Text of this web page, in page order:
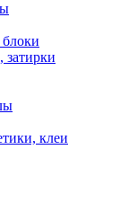
затирки
клеи